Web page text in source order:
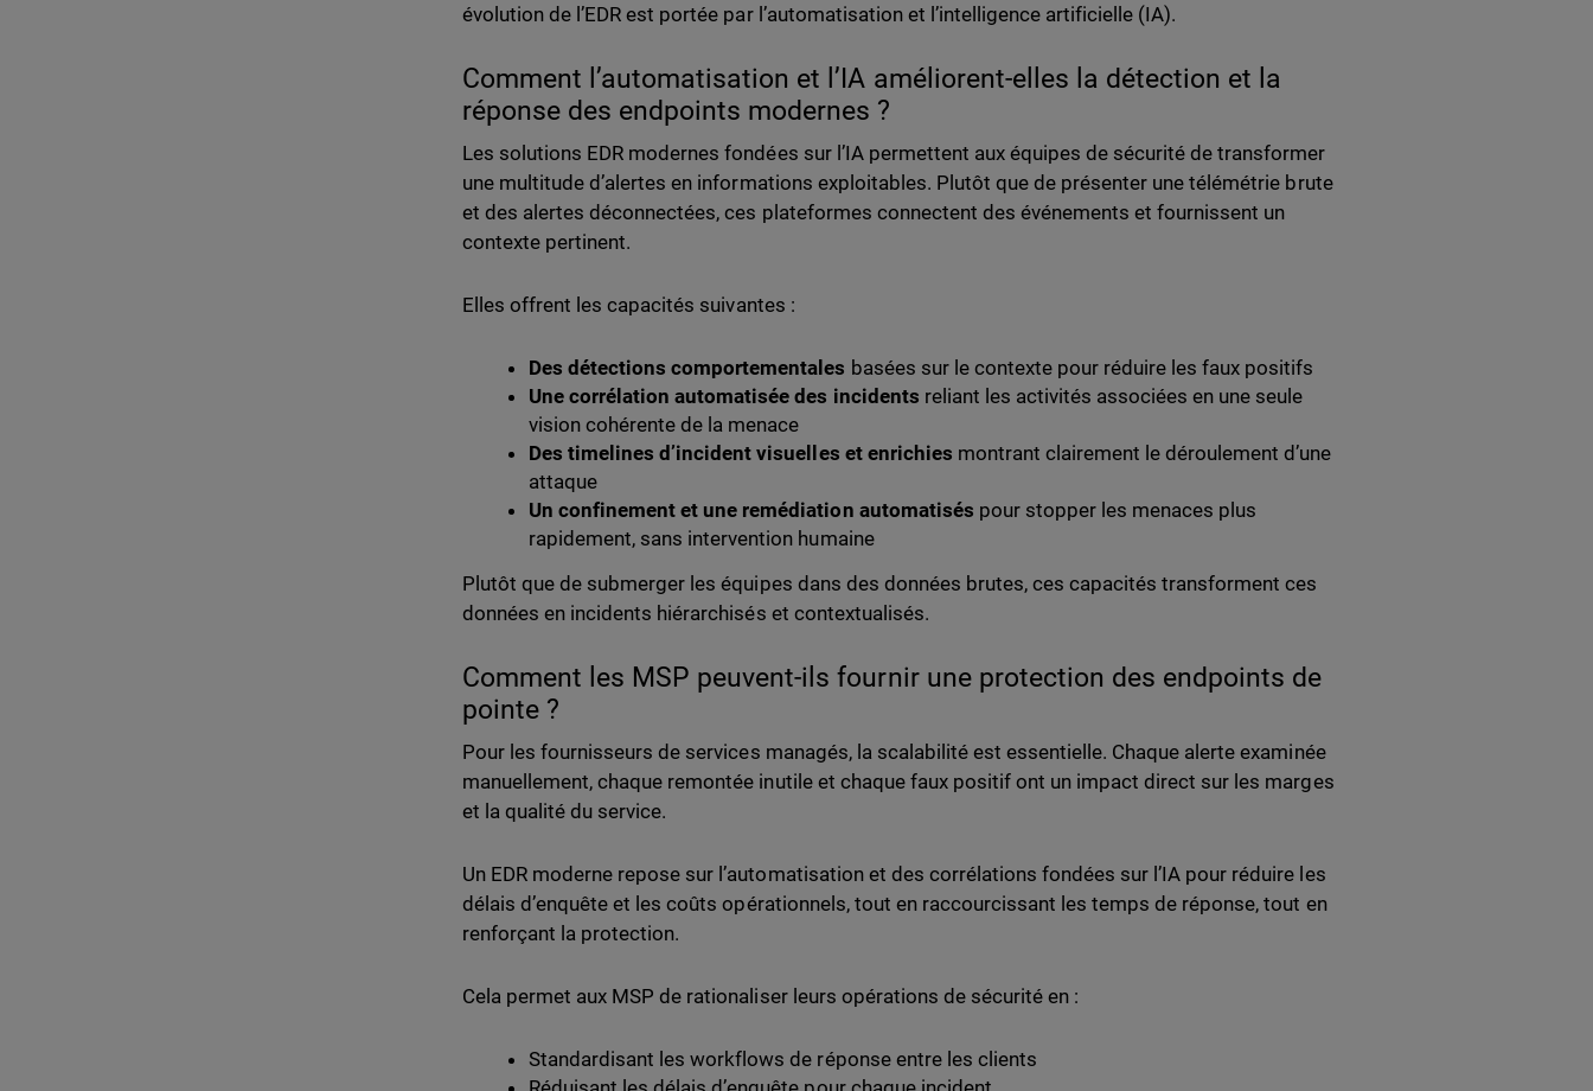
évolution de l’EDR est portée par l’automatisation et l’intelligence artificielle (IA).
Comment l’automatisation et l’IA améliorent-elles la détection et la
réponse des endpoints modernes ?
Les solutions EDR modernes fondées sur l’IA permettent aux équipes de sécurité de transformer
une multitude d’alertes en informations exploitables. Plutôt que de présenter une télémétrie brute
et des alertes déconnectées, ces plateformes connectent des événements et fournissent un
contexte pertinent.
Elles offrent les capacités suivantes :
Des détections comportementales basées sur le contexte pour réduire les faux positifs
Une corrélation automatisée des incidents reliant les activités associées en une seule
vision cohérente de la menace
Des timelines d’incident visuelles et enrichies montrant clairement le déroulement d’une
attaque
Un confinement et une remédiation automatisés pour stopper les menaces plus
rapidement, sans intervention humaine
Plutôt que de submerger les équipes dans des données brutes, ces capacités transforment ces
données en incidents hiérarchisés et contextualisés.
Comment les MSP peuvent-ils fournir une protection des endpoints de
pointe ?
Pour les fournisseurs de services managés, la scalabilité est essentielle. Chaque alerte examinée
manuellement, chaque remontée inutile et chaque faux positif ont un impact direct sur les marges
et la qualité du service.
Un EDR moderne repose sur l’automatisation et des corrélations fondées sur l’IA pour réduire les
délais d’enquête et les coûts opérationnels, tout en raccourcissant les temps de réponse, tout en
renforçant la protection.
Cela permet aux MSP de rationaliser leurs opérations de sécurité en :
Standardisant les workflows de réponse entre les clients